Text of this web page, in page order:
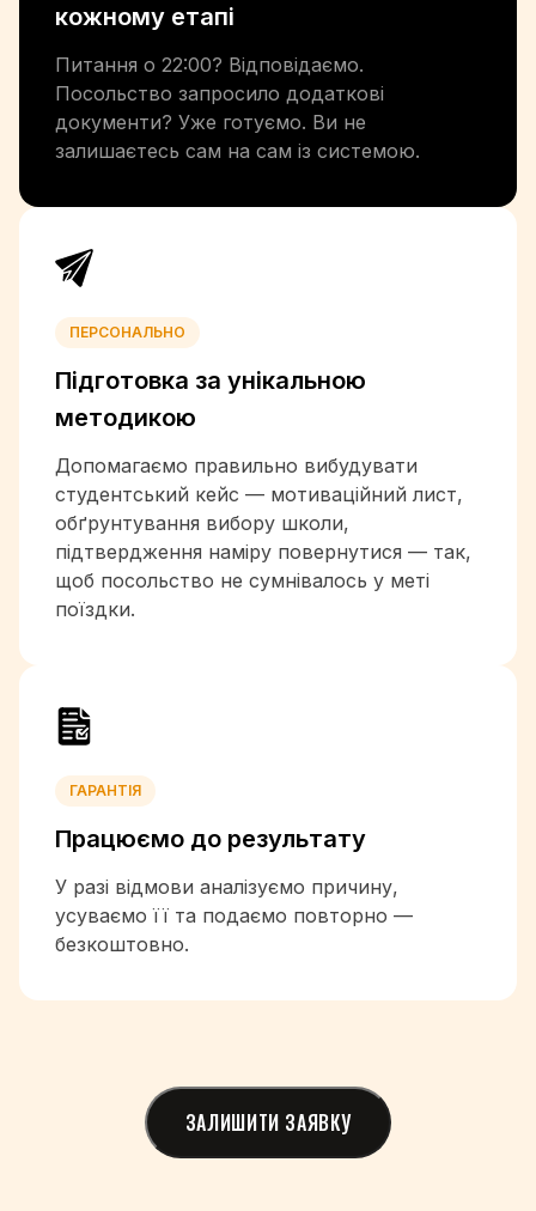
+509
+972
+39
+1-876
+962
+7
+254
+686
+850
+82
+965
+231
+218
+423
+370
+352
+853
+261
+60
+692
+222
кожному етапі
Питання о 22:00? Відповідаємо.
Посольство запросило додаткові
документи? Уже готуємо. Ви не
залишаєтесь сам на сам із системою.
ПЕРСОНАЛЬНО
Підготовка за унікальною
методикою
Допомагаємо правильно вибудувати
студентський кейс — мотиваційний лист,
обґрунтування вибору школи,
підтвердження наміру повернутися — так,
щоб посольство не сумнівалось у меті
поїздки.
ГАРАНТІЯ
Працюємо до результату
У разі відмови аналізуємо причину,
усуваємо її та подаємо повторно —
безкоштовно.
ЗАЛИШИТИ ЗАЯВКУ